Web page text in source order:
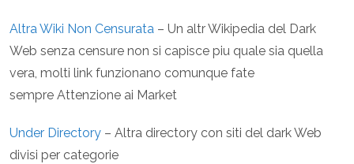
Altra Wiki Non Censurata – Un altr Wikipedia del Dark
Web senza censure non si capisce piu quale sia quella
vera, molti link funzionano comunque fate
sempre Attenzione ai Market
Under Directory – Altra directory con siti del dark Web
divisi per categorie